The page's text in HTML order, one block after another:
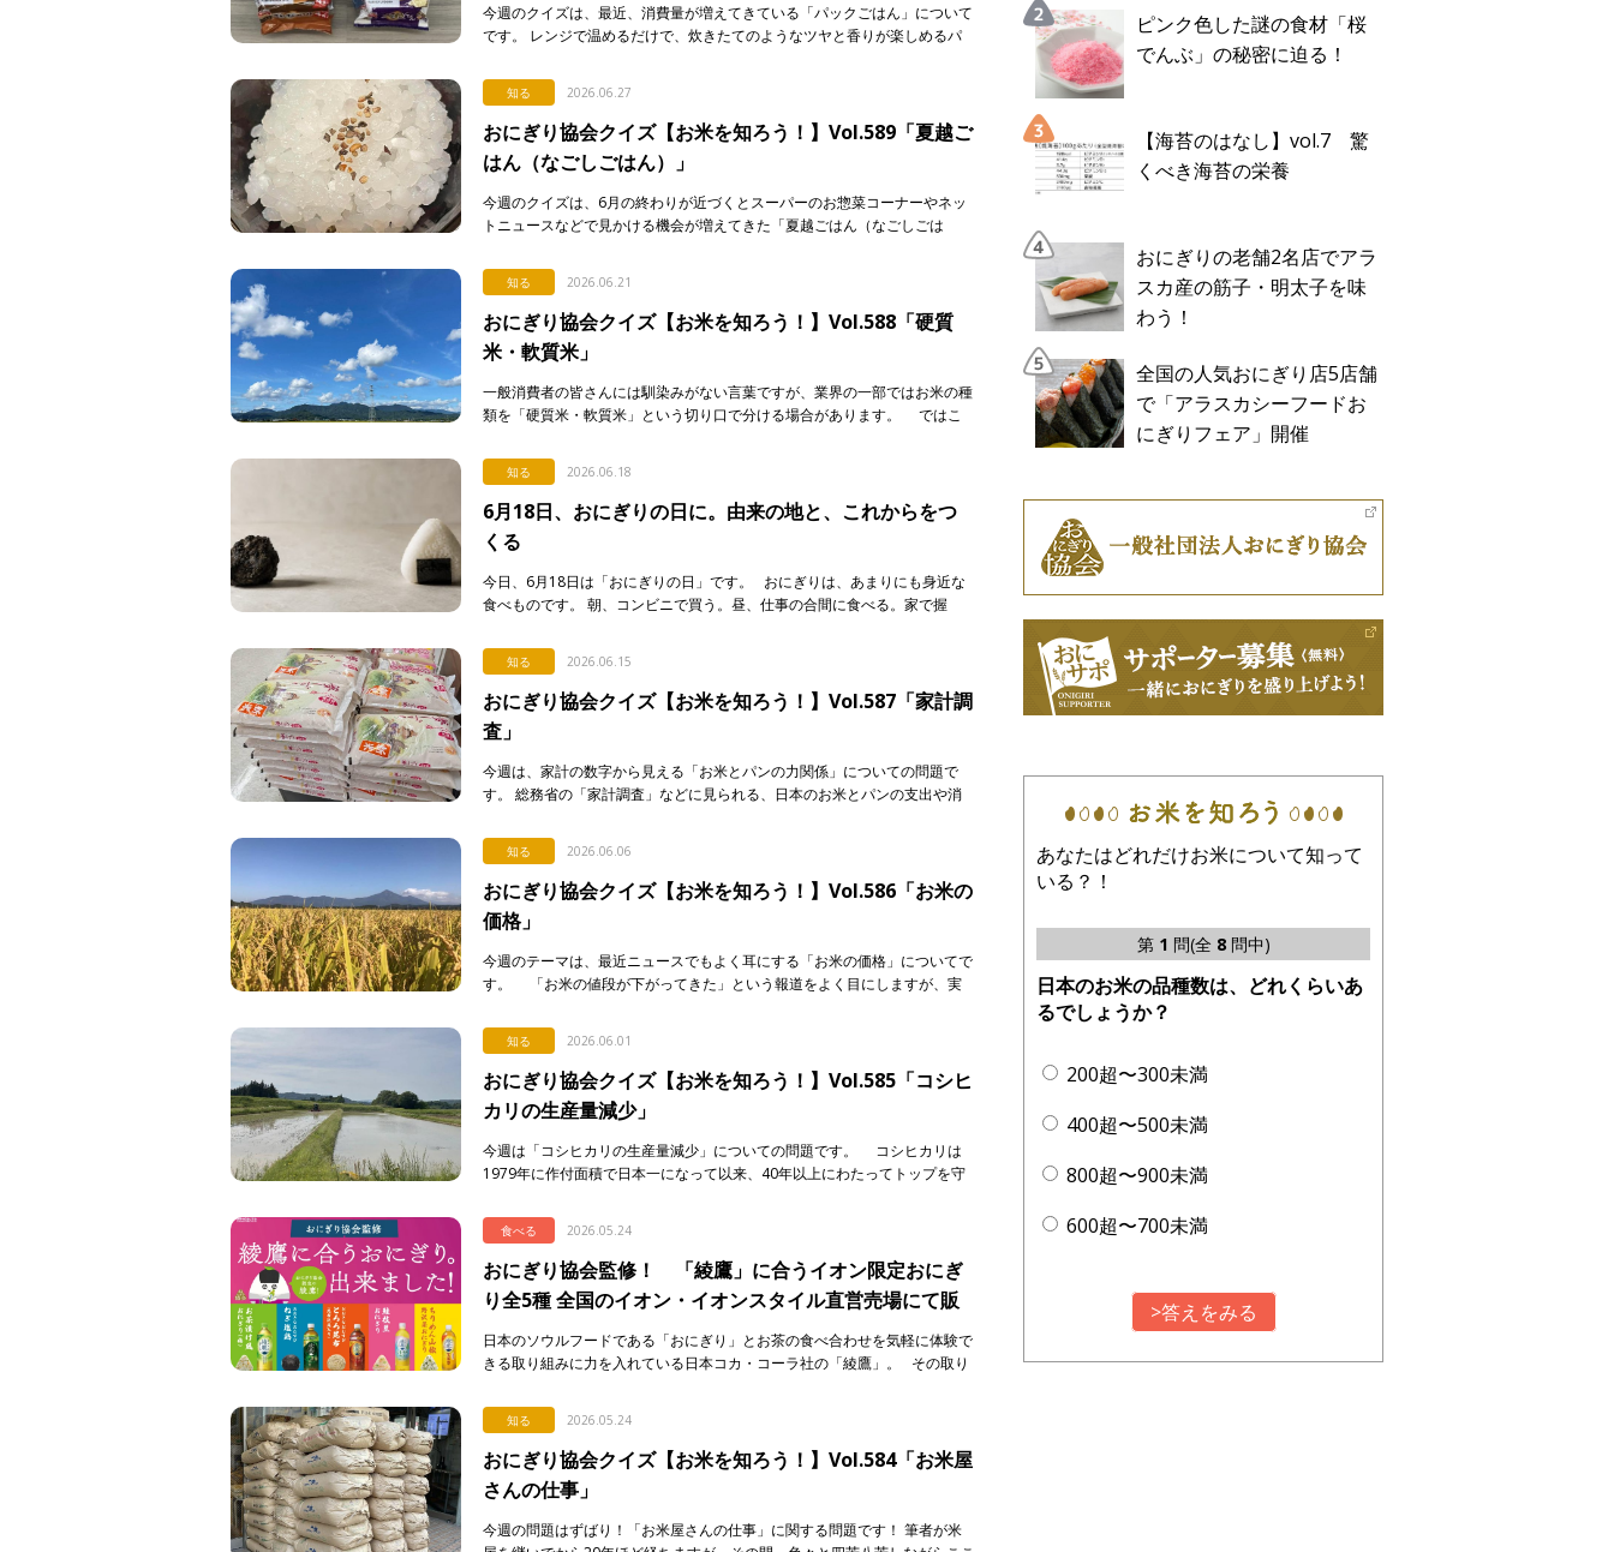
今週のクイズは、最近、消費量が増えてきている「パックごはん」について
です。 レンジで温めるだけで、炊きたてのようなツヤと香りが楽しめるパ
[…]
知る 2026.06.27
おにぎり協会クイズ【お米を知ろう！】Vol.589「夏越ご
はん（なごしごはん）」
今週のクイズは、6月の終わりが近づくとスーパーのお惣菜コーナーやネッ
トニュースなどで見かける機会が増えてきた「夏越ごはん（なごしごは
が…。 […]
知る 2026.06.21
おにぎり協会クイズ【お米を知ろう！】Vol.588「硬質
米・軟質米」
一般消費者の皆さんには馴染みがない言葉ですが、業界の一部ではお米の種
類を「硬質米・軟質米」という切り口で分ける場合があります。 ではこ
知る 2026.06.18
6月18日、おにぎりの日に。由来の地と、これからをつ
くる
今日、6月18日は「おにぎりの日」です。 おにぎりは、あまりにも身近な
食べものです。 朝、コンビニで買う。昼、仕事の合間に食べる。家で握
[…]
知る 2026.06.15
おにぎり協会クイズ【お米を知ろう！】Vol.587「家計調
査」
今週は、家計の数字から見える「お米とパンの力関係」についての問題で
す。 総務省の「家計調査」などに見られる、日本のお米とパンの支出や消
答えて下さい。 & […]
知る 2026.06.06
おにぎり協会クイズ【お米を知ろう！】Vol.586「お米の
価格」
今週のテーマは、最近ニュースでもよく耳にする「お米の価格」についてで
す。 「お米の値段が下がってきた」という報道をよく目にしますが、実
知る 2026.06.01
おにぎり協会クイズ【お米を知ろう！】Vol.585「コシヒ
カリの生産量減少」
今週は「コシヒカリの生産量減少」についての問題です。 コシヒカリは
1979年に作付面積で日本一になって以来、40年以上にわたってトップを守
食べる 2026.05.24
おにぎり協会監修！ 「綾鷹」に合うイオン限定おにぎ
り全5種 全国のイオン・イオンスタイル直営売場にて販
売中
日本のソウルフードである「おにぎり」とお茶の食べ合わせを気軽に体験で
きる取り組みに力を入れている日本コカ・コーラ社の「綾鷹」。 その取り
協 […]
知る 2026.05.24
おにぎり協会クイズ【お米を知ろう！】Vol.584「お米屋
さんの仕事」
今週の問題はずばり！「お米屋さんの仕事」に関する問題です！ 筆者が米
ピンク色した謎の食材「桜
でんぶ」の秘密に迫る！
【海苔のはなし】vol.7 驚
くべき海苔の栄養
おにぎりの老舗2名店でアラ
スカ産の筋子・明太子を味
わう！
全国の人気おにぎり店5店舗
で「アラスカシーフードお
にぎりフェア」開催
あなたはどれだけお米について知って
いる？！
第 1 問(全 8問中)
日本のお米の品種数は、どれくらいあ
るでしょうか？
200超〜300未満
400超〜500未満
800超〜900未満
600超〜700未満
>答えをみる